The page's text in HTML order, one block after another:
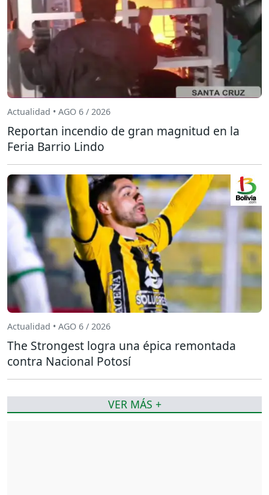
Actualidad • AGO 6 / 2026
Reportan incendio de gran magnitud en la
Feria Barrio Lindo
Actualidad • AGO 6 / 2026
The Strongest logra una épica remontada
contra Nacional Potosí
VER MÁS +